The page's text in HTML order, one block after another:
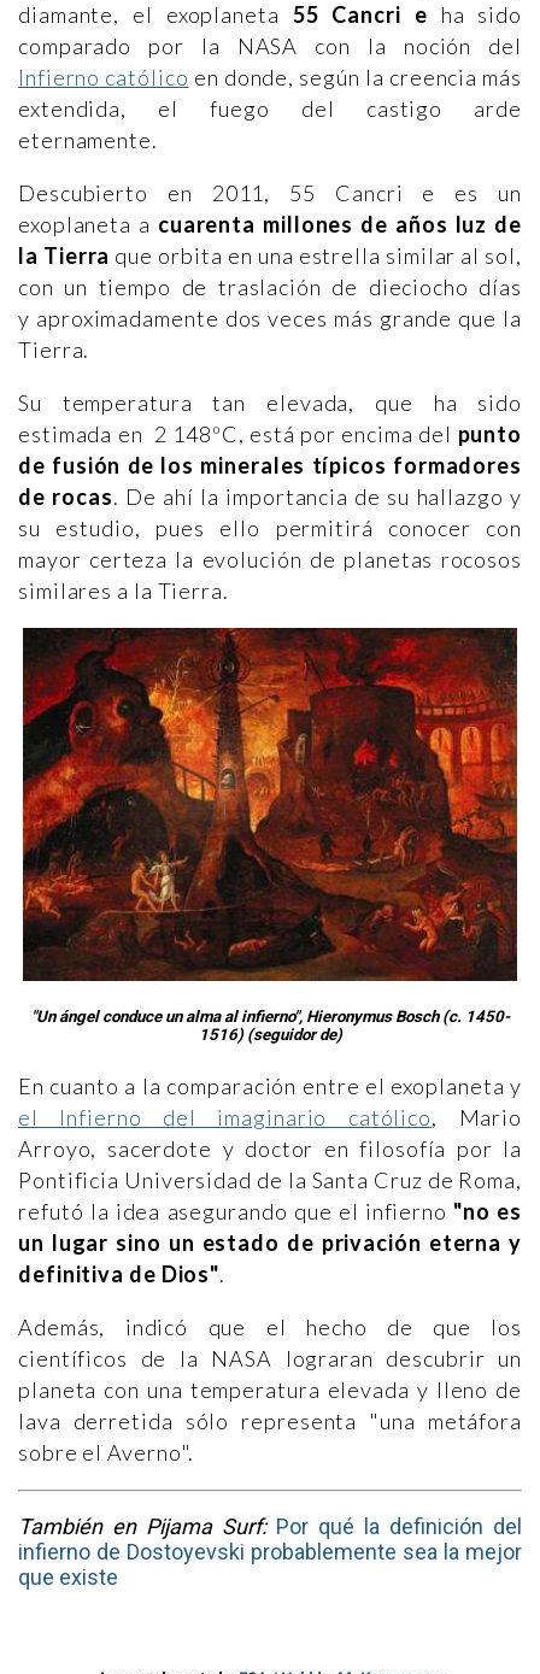
diamante, el exoplaneta 55 Cancri e ha sido
comparado por la NASA con la noción del
Infierno católico en donde, según la creencia más
extendida, el fuego del castigo arde
eternamente.
Descubierto en 2011, 55 Cancri e es un
exoplaneta a cuarenta millones de años luz de
la Tierra que orbita en una estrella similar al sol,
con un tiempo de traslación de dieciocho días
y aproximadamente dos veces más grande que la
Tierra.
Su temperatura tan elevada, que ha sido
estimada en 2 148ºC, está por encima del punto
de fusión de los minerales típicos formadores
de rocas. De ahí la importancia de su hallazgo y
su estudio, pues ello permitirá conocer con
mayor certeza la evolución de planetas rocosos
similares a la Tierra.
"Un ángel conduce un alma al infierno", Hieronymus Bosch (c. 1450-
1516) (seguidor de)
En cuanto a la comparación entre el exoplaneta y
el Infierno del imaginario católico,
Mario
Arroyo, sacerdote y doctor en filosofía por la
Pontificia Universidad de la Santa Cruz de Roma,
refutó la idea asegurando que el infierno "no es
un lugar sino un estado de privación eterna y
definitiva de Dios".
Además, indicó que el hecho de que los
científicos de la NASA lograran descubrir un
planeta con una temperatura elevada y lleno de
lava derretida sólo representa "una metáfora
sobre el Averno".
También en Pijama Surf: Por qué la definición del
infierno de Dostoyevski probablemente sea la mejor
que existe